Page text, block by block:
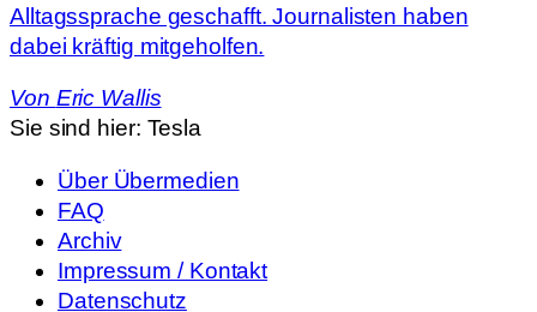
Alltagssprache geschafft. Journalisten haben
dabei kräftig mitgeholfen.
Von Eric Wallis
Sie sind hier: Tesla
Über Übermedien
FAQ
Archiv
Impressum / Kontakt
Datenschutz